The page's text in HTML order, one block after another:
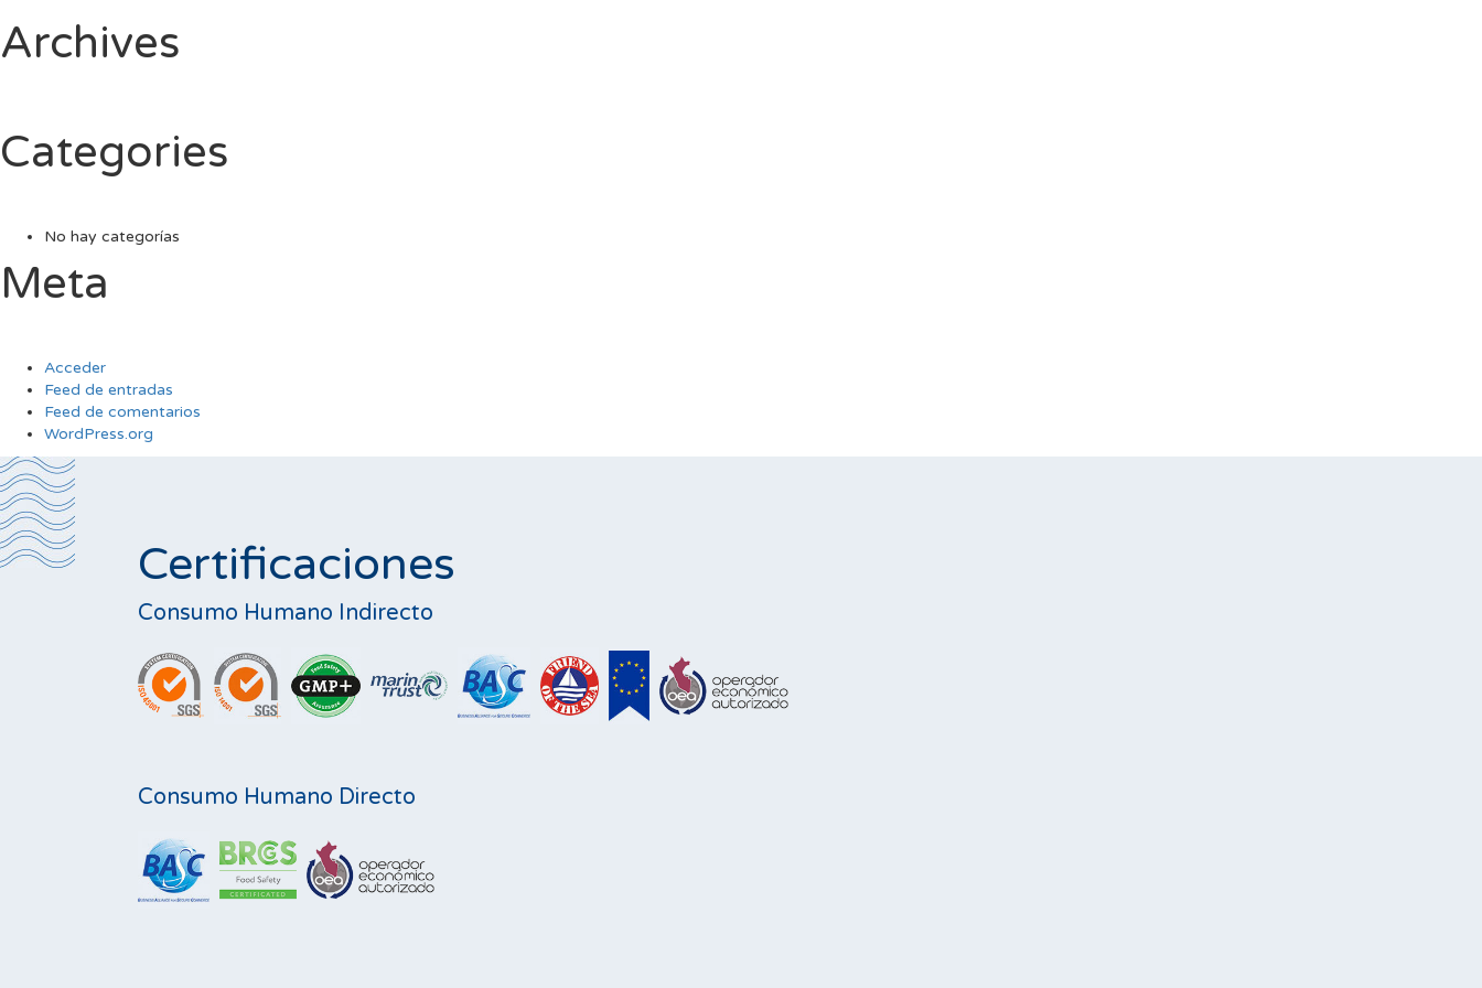
Archives
Categories
No hay categorías
Meta
Acceder
Feed de entradas
Feed de comentarios
WordPress.org
Certificaciones
Consumo Humano Indirecto
Consumo Humano Directo